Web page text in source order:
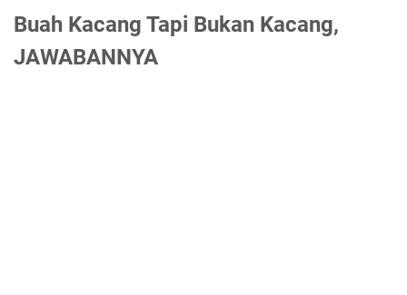
Buah Kacang Tapi Bukan Kacang,
JAWABANNYA